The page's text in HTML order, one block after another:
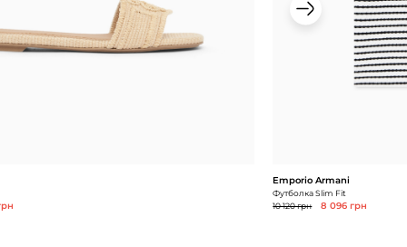
Emporio Armani
Футболка Slim Fit
10 120 грн
8 096 грн